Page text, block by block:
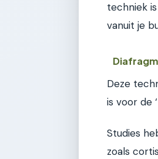
techniek
vanuit je
Deze
is voor de
Studies
zoals